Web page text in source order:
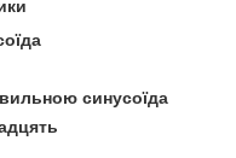
синусоїда